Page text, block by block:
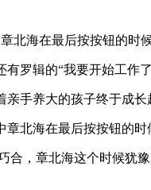
罗辑的“我要开始工作了
手养大的孩子终于成
，章北海这个时候犹